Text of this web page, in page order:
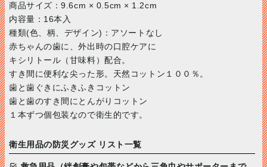
商品サイズ：9.6cm × 0.5cm × 1.2cm
内容量：16本入
種類(色、柄、デザイン)：アソートなし
赤ちゃんの歯に、外出時の口腔ケアに
キシリトール（甘味料）配合。
すき間に便利な尖った形。天然コットン１００％。
歯と歯ぐきにふきふきコットン
歯と歯のすき間にとんがりコットン
１本ずつ個包装なので衛生的です。
衛生用品の防災グッズ リスト一覧